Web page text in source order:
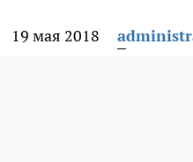
19 мая 2018